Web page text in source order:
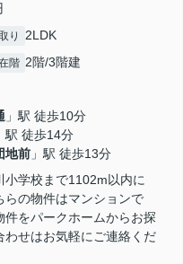
り 2LDK
階 2階/3階建
」駅 徒歩10分
駅 徒歩14分
地前 」駅 徒歩13分
小学校まで1102m以内に
の物件はマンションで
をパークホームからお探
わせはお気軽にご連絡くだ